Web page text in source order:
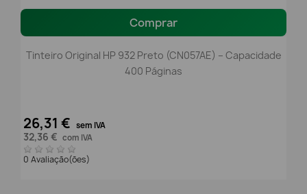
Comprar
Tinteiro Original HP 932 Preto (CN057AE) – Capacidade
400 Páginas
26,31 € sem IVA
32,36 € com IVA
0 Avaliação(ões)